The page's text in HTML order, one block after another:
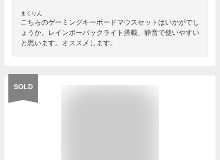
まくりん
こちらのゲーミングキーボードマウスセットはいかがでし
ょうか。レインボーバックライト搭載、静音で使いやすい
と思います。オススメします。
SOLD